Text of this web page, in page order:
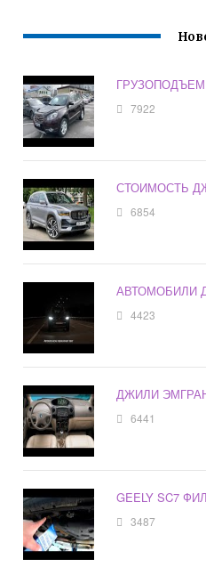
7922
СТОИМОСТЬ
6854
АВТОМОБИЛИ
4423
ДЖИЛИ
6441
GEELY SC7
3487